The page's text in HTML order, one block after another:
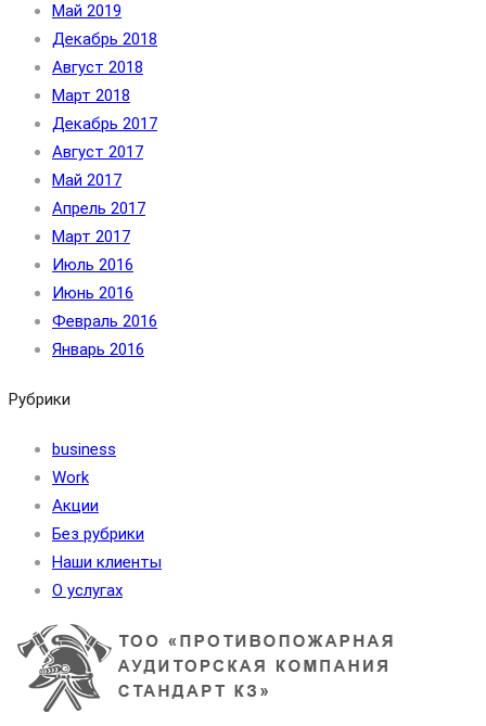
Май 2019
Декабрь 2018
Август 2018
Март 2018
Декабрь 2017
Август 2017
Май 2017
Апрель 2017
Март 2017
Июль 2016
Июнь 2016
Февраль 2016
Январь 2016
Рубрики
business
Work
Акции
Без рубрики
Наши клиенты
О услугах